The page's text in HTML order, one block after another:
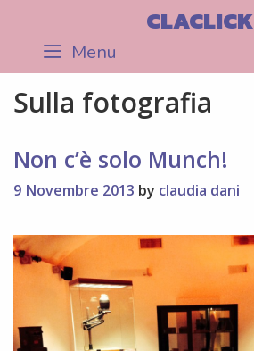
content
CLACLICK
Menu
Sulla fotografia
Non c’è solo Munch!
9 Novembre 2013 by claudia dani